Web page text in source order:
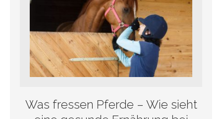
Was fressen Pferde – Wie sieht